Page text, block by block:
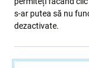
s-ar putea să nu
dezactivate.